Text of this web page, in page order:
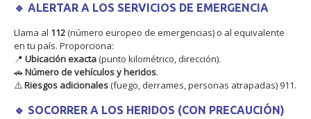
🔹 ALERTAR A LOS SERVICIOS DE EMERGENCIA
Llama al 112(número europeo de emergencias) o al equivalente
en tu país. Proporciona:
📍 Ubicación exacta(punto kilométrico, dirección).
🚗Número de vehículos y heridos.
⚠️ Riesgos adicionales(fuego, derrames, personas atrapadas) 911.
🔹 SOCORRER A LOS HERIDOS (CON PRECAUCIÓN)